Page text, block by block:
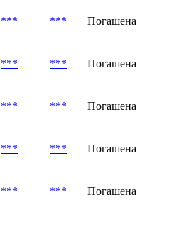
*** *** Погашена
*** *** Погашена
*** *** Погашена
*** *** Погашена
*** *** Погашена